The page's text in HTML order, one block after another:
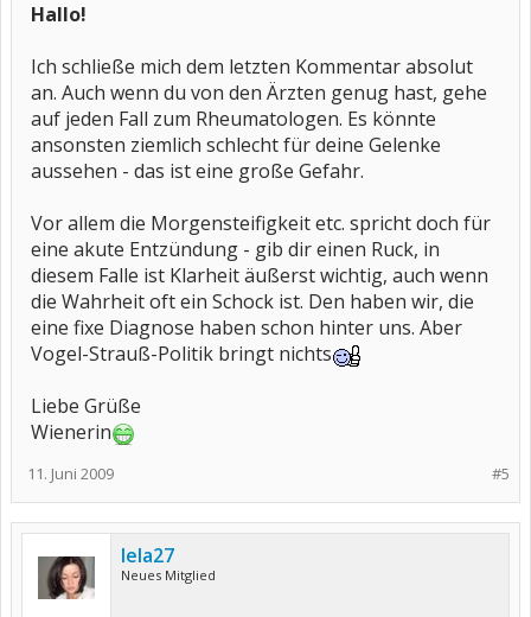
Hallo!
Ich schließe mich dem letzten Kommentar absolut
an. Auch wenn du von den Ärzten genug hast, gehe
auf jeden Fall zum Rheumatologen. Es könnte
ansonsten ziemlich schlecht für deine Gelenke
aussehen - das ist eine große Gefahr.
Vor allem die Morgensteifigkeit etc. spricht doch für
eine akute Entzündung - gib dir einen Ruck, in
diesem Falle ist Klarheit äußerst wichtig, auch wenn
die Wahrheit oft ein Schock ist. Den haben wir, die
eine fixe Diagnose haben schon hinter uns. Aber
Vogel-Strauß-Politik bringt nichts
Liebe Grüße
Wienerin
#5
11. Juni 2009
lela27
Neues Mitglied